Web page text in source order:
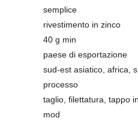
semplice
rivestimento in zinco
40 g min
paese di esportazione
sud-est asiatico, africa,
processo
taglio, filettatura, tappo
mod